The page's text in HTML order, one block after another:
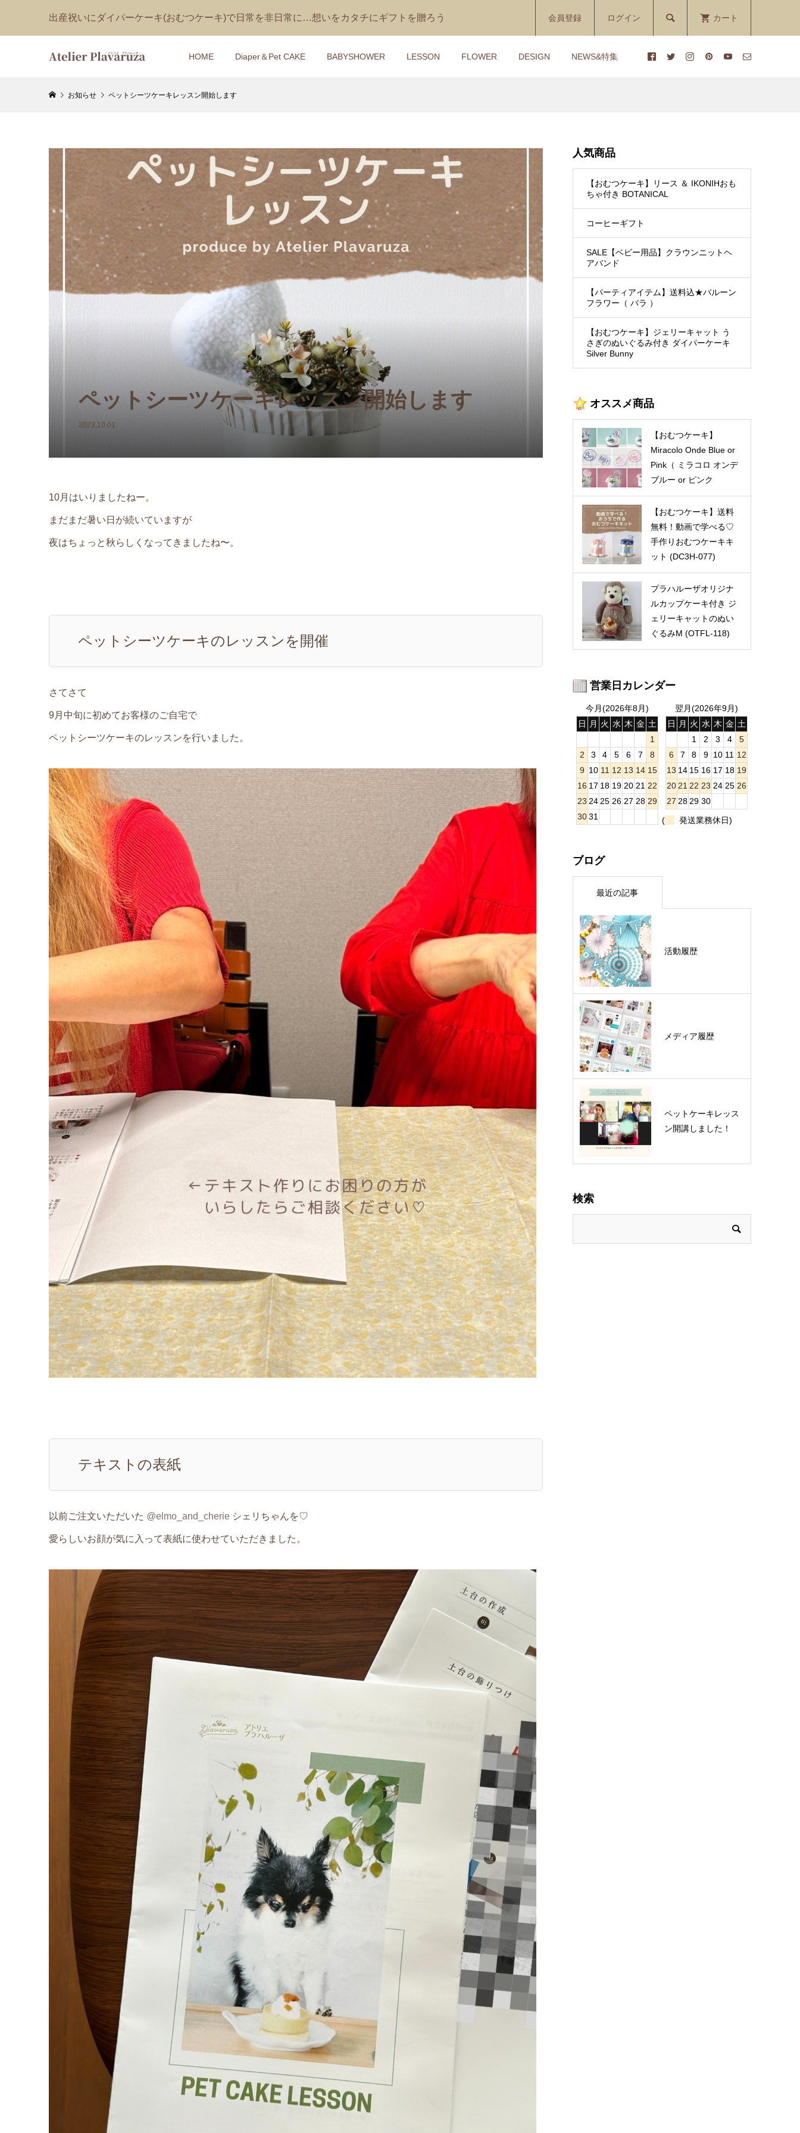
出産祝いにダイパーケーキ(おむつケーキ)で日常を非日常に…想いをカタチにギフトを贈ろう 会員登録 ログイン  カート
HOME Diaper＆Pet CAKE BABYSHOWER LESSON FLOWER DESIGN NEWS&特集
(税込)
【おむつケーキ】ジェリーキ
ャット うさぎのぬいぐるみ付
き ダイパーケーキ Bashful...
¥9,500
【おむつケーキ】ジェリーキ
ャット うさぎのぬいぐるみ付
き ダイパーケーキ Butterm...
(税込)
【おむつケーキ】IKONIHの
おもちゃ付きAIR
PLANE（エアープレイン）
¥9,240(税込)
【おむつケーキ】ジェリーキ
ャットの象のぬいぐるみ付き
Jumble Elephant
¥10,200 (税込)
【おむつケーキ】ジェリーキ
【おむつケーキ】動画レッス
ン付き♡手作りおむつケーキ
キット
¥5,500(税込)
¥418 ～ ¥13,200
【1DAYレッスン】パーティ
装飾技法＆ゲーム
¥16,500
【1DAYレッスン】ペットシ
ーツケーキ講座
¥400 ～ ¥13,000 (税込)
【1DAYレッスン】クラフト
装飾講座
¥7,700(税込)
【1Dayレッスン】２段らせ
ん型フラワーブーケ付きダイ
パーケーキ講座
¥170 ～ ¥14,300(税込)
【おむつケーキ】動画レッス
【1DAYレッスン】１段らせ
ん型ぬいぐるみのせダイパー
ケーキ講座
¥170 ～ ¥12,100(税込)
お知らせ ペットシーツケーキレッスン開始します
ペットシーツケーキレッスン開始します
2023.10.01
10月はいりましたねー。
まだまだ暑い日が続いていますが
夜はちょっと秋らしくなってきましたね〜。
ペットシーツケーキのレッスンを開催
さてさて
9月中旬に初めてお客様のご自宅で
ペットシーツケーキのレッスンを行いました。
テキストの表紙
以前ご注文いただいた @elmo_and_cherie シェリちゃんを♡
愛らしいお顔が気に入って表紙に使わせていただきました。
人気商品
【おむつケーキ】リース ＆ IKONIHおも
ちゃ付き BOTANICAL
コーヒーギフト
SALE【ベビー用品】クラウンニットヘ
アバンド
【パーティアイテム】送料込★バルーン
フラワー（ バラ ）
【おむつケーキ】ジェリーキャット う
さぎのぬいぐるみ付き ダイパーケーキ
Silver Bunny
オススメ商品
【おむつケーキ】
Miracolo Onde Blue or
Pink（ ミラコロ オンデ
ブルー or ピンク
） (DC1N-019)
【おむつケーキ】送料
無料！動画で学べる♡
手作りおむつケーキキ
ット (DC3H-077)
プラハルーザオリジナ
ルカップケーキ付き ジ
ェリーキャットのぬい
ぐるみM (OTFL-118)
営業日カレンダー
今月(2026年8月)
日
月 火 水 木 金 土
1
2
3 4 5 6 7
8
9 10 11 12 13 14 15
16 17 18 19 20 21 22
23 24 25 26 27 28 29
3031
翌月(2026年9月)
日
月 火 水 木 金 土
1
2 3 4
5
6
7 8 9 10 11 12
13 14 15 16 17 18 19
20 21 22 23 24 25 26
27 28 29 30
(
発送業務休日)
ブログ
最近の記事
活動履歴
メディア履歴
ペットケーキレッス
ン開講しました！
検索